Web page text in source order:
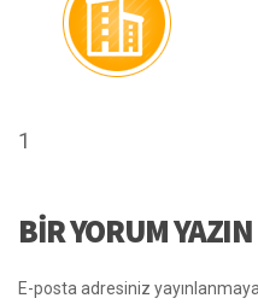
1
BIR YORUM YAZIN
E-posta adresiniz